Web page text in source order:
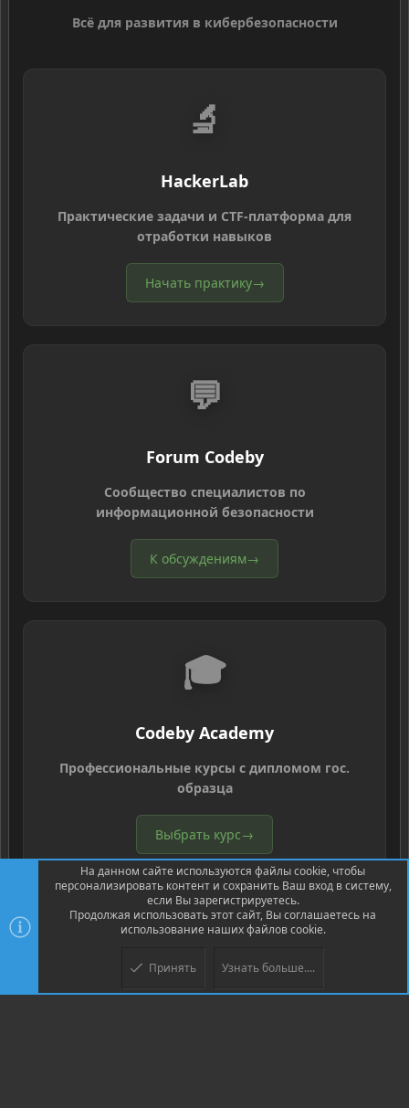
Всё для развития в кибербезопасности
🔬
HackerLab
Практические задачи и CTF-платформа для
отработки навыков
Начать практику→
💬
Forum Codeby
Сообщество специалистов по
информационной безопасности
К обсуждениям→
🎓
Codeby Academy
Профессиональные курсы с дипломом гос.
образца
Выбрать курс→
На данном сайте используются файлы cookie, чтобы
персонализировать контент и сохранить Ваш вход в систему,
если Вы зарегистрируетесь.
Продолжая использовать этот сайт, Вы соглашаетесь на
использование наших файлов cookie.
Принять Узнать больше....